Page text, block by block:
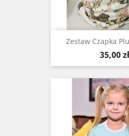
Zestaw Czapka
Cena
35,00 zł